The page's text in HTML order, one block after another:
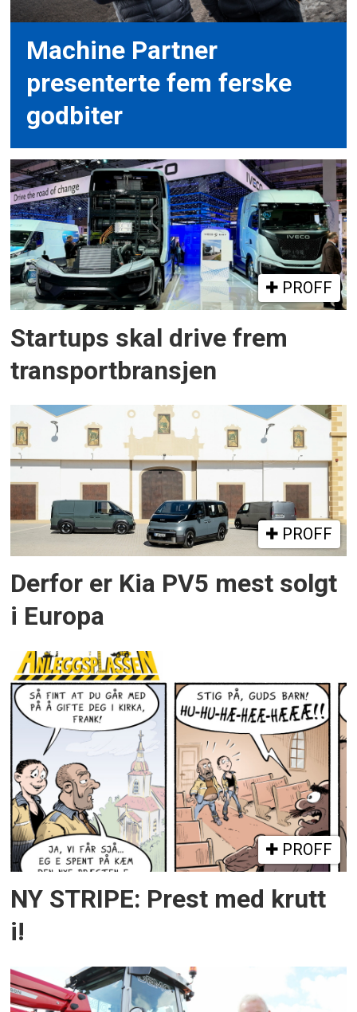
Machine Partner
presenterte fem ferske
godbiter
PROFF
Startups skal drive frem
transportbransjen
PROFF
Derfor er Kia PV5 mest solgt
i Europa
PROFF
NY STRIPE: Prest med krutt
i!